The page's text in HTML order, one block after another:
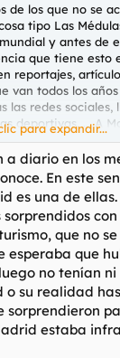
de los que no se
tipo Las
y antes de
que tiene esto
reportajes,
van todos los
las redes sociales,
deportivas, ... A
y las que
una gota en un
para expandir...
a diario en los
En este
es una de ellas.
que no
esperaba que
no tenían
su realidad
sorprendieron
estaba